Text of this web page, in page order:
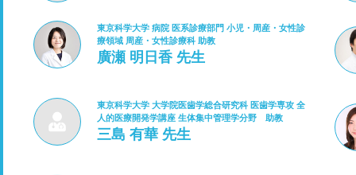
東京科学大学 病院 医系診療部門 小児・周産・女性診
療領域 周産・女性診療科 助教
廣瀬 明日香 先生
東京科学大学 大学院医歯学総合研究科 医歯学専攻 全
人的医療開発学講座 生体集中管理学分野 助教
三島 有華 先生